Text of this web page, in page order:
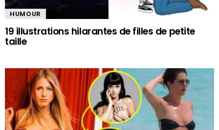
HUMOUR
19 illustrations hilarantes de filles de petite
taille